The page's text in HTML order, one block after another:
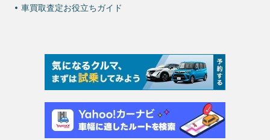
車買取査定お役立ちガイド